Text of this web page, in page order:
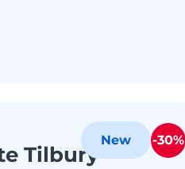
Tilbury
New -30%